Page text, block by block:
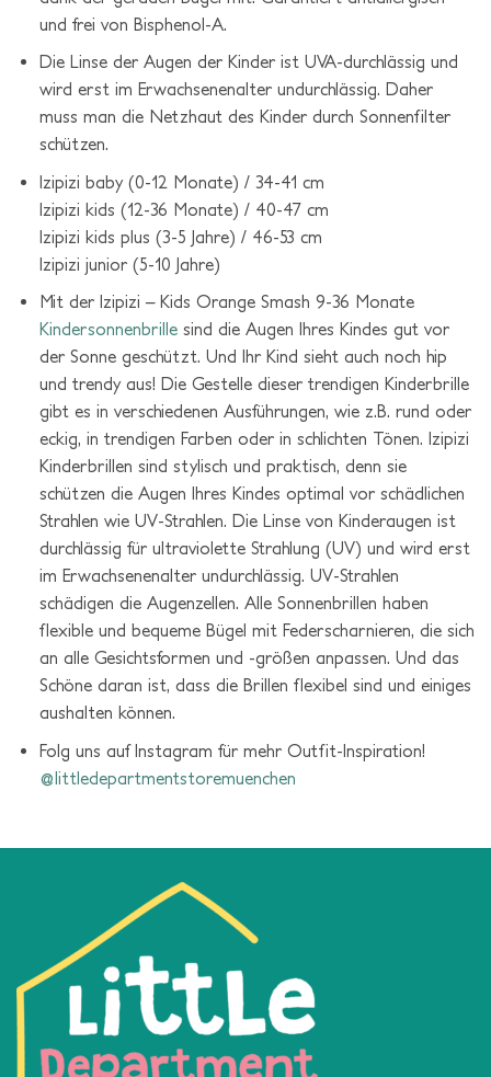
und frei von Bisphenol-A.
Die Linse der Augen der Kinder ist UVA-durchlässig und
wird erst im Erwachsenenalter undurchlässig. Daher
muss man die Netzhaut des Kinder durch Sonnenfilter
schützen.
Izipizi baby (0-12 Monate) / 34-41 cm
Izipizi kids (12-36 Monate) / 40-47 cm
Izipizi kids plus (3-5 Jahre) / 46-53 cm
Izipizi junior (5-10 Jahre)
Mit der Izipizi – Kids Orange Smash 9-36 Monate
Kindersonnenbrillesind die Augen Ihres Kindes gut vor
der Sonne geschützt. Und Ihr Kind sieht auch noch hip
und trendy aus! Die Gestelle dieser trendigen Kinderbrille
gibt es in verschiedenen Ausführungen, wie z.B. rund oder
eckig, in trendigen Farben oder in schlichten Tönen. Izipizi
Kinderbrillen sind stylisch und praktisch, denn sie
schützen die Augen Ihres Kindes optimal vor schädlichen
Strahlen wie UV-Strahlen. Die Linse von Kinderaugen ist
durchlässig für ultraviolette Strahlung (UV) und wird erst
im Erwachsenenalter undurchlässig. UV-Strahlen
schädigen die Augenzellen. Alle Sonnenbrillen haben
flexible und bequeme Bügel mit Federscharnieren, die sich
an alle Gesichtsformen und -größen anpassen. Und das
Schöne daran ist, dass die Brillen flexibel sind und einiges
aushalten können.
Folg uns auf Instagram für mehr Outfit-Inspiration!
@littledepartmentstoremuenchen